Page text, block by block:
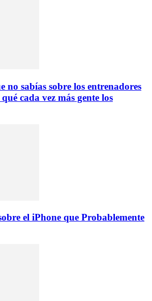
no sabías sobre los entrenadores
cada vez más gente los
el iPhone que Probablemente